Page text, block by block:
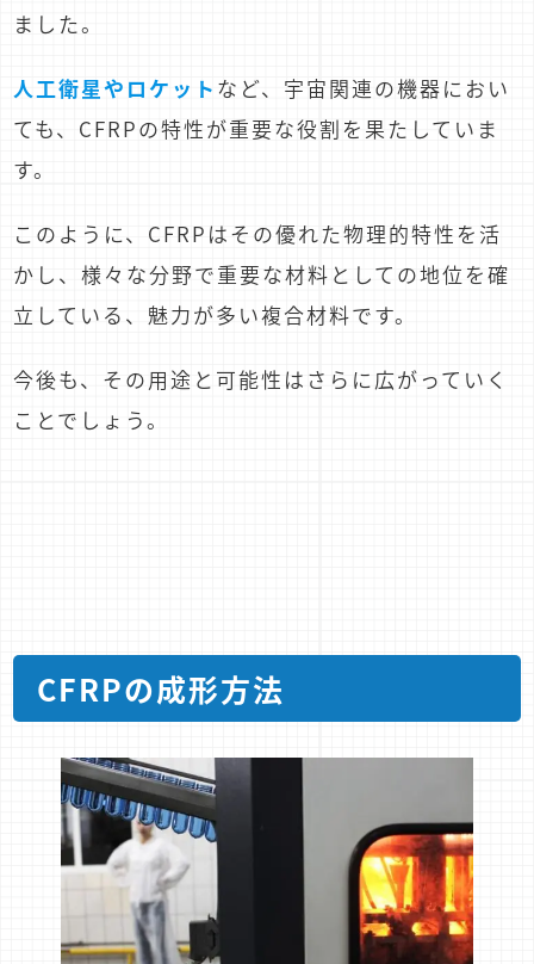
ました。
人工衛星やロケット など、宇宙関連の機器におい
ても、CFRPの特性が重要な役割を果たしていま
す。
このように、CFRPはその優れた物理的特性を活
かし、様々な分野で重要な材料としての地位を確
立している、魅力が多い複合材料です。
今後も、その用途と可能性はさらに広がっていく
ことでしょう。
CFRPの成形方法